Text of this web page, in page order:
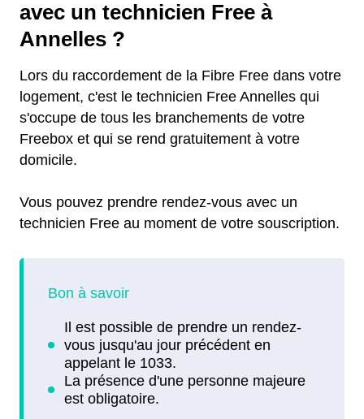
avec un technicien Free à
Annelles ?
Lors du raccordement de la Fibre Free dans votre
logement, c'est le technicien Free Annelles qui
s'occupe de tous les branchements de votre
Freebox et qui se rend gratuitement à votre
domicile.
Vous pouvez prendre rendez-vous avec un
technicien Free au moment de votre souscription.